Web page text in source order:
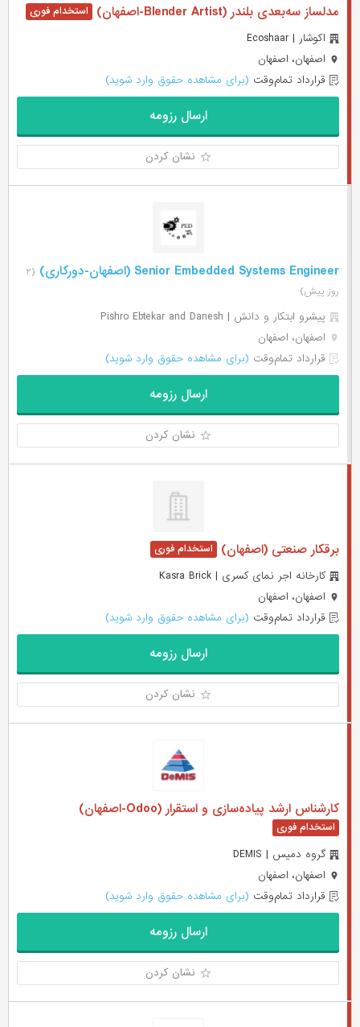
مدلساز سه‌بعدی بلندر (Blender Artist-اصفهان)
اکوشار | Ecoshaar
اصفهان، اصفهان
قرارداد تمام‌وقت (برای مشاهده حقوق وارد شوید)
ارسال رزومه
نشان کردن
Senior Embedded Systems Engineer (اصفهان-دورکاری)
(۲
روز پیش)
پیشرو ابتکار و دانش | Pishro Ebtekar and Danesh
اصفهان، اصفهان
قرارداد تمام‌وقت (برای مشاهده حقوق وارد شوید)
ارسال رزومه
نشان کردن
برقکار صنعتی (اصفهان)
کارخانه اجر نمای کسری | Kasra Brick
اصفهان، اصفهان
قرارداد تمام‌وقت (برای مشاهده حقوق وارد شوید)
ارسال رزومه
نشان کردن
کارشناس ارشد پیاده‌سازی و استقرار (Odoo-اصفهان)
گروه دمیس | DEMIS
اصفهان، اصفهان
قرارداد تمام‌وقت (برای مشاهده حقوق وارد شوید)
ارسال رزومه
نشان کردن